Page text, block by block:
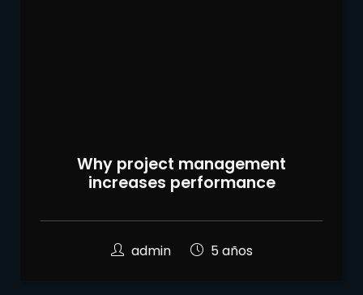
Why project management
increases performance
admin 5 años